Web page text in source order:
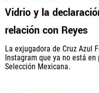
Vidrio y la
relación con Reyes
La exjugadora de Cruz Azul
Instagram que ya no está
Selección Mexicana.